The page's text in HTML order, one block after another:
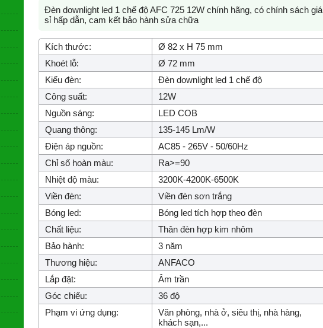
Đèn downlight led 1 chế độ AFC 725 12W chính hãng, có chính sách giá
sỉ hấp dẫn, cam kết bảo hành sửa chữa
Kích thước:
Ø 82 x H 75 mm
Khoét lỗ:
Ø 72 mm
Kiểu đèn:
Đèn downlight led 1 chế độ
Công suất:
12W
Nguồn sáng:
LED COB
Quang thông:
135-145 Lm/W
Điện áp nguồn:
AC85 - 265V - 50/60Hz
Chỉ số hoàn màu:
Ra>=90
Nhiệt độ màu:
3200K-4200K-6500K
Viền đèn:
Viền đèn sơn trắng
Bóng led:
Bóng led tích hợp theo đèn
Chất liệu:
Thân đèn hợp kim nhôm
Bảo hành:
3 năm
Thương hiệu:
ANFACO
Lắp đặt:
Âm trần
Góc chiếu:
36 độ
Phạm vi ứng dụng:
Văn phòng, nhà ở, siêu thị, nhà hàng,
khách sạn,...